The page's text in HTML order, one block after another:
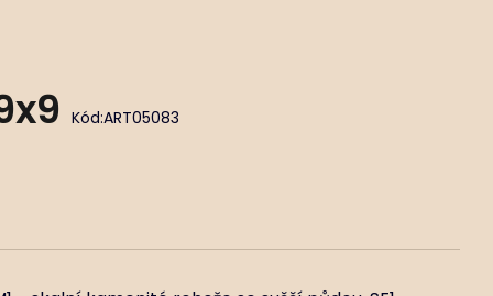
Kód:ART05083